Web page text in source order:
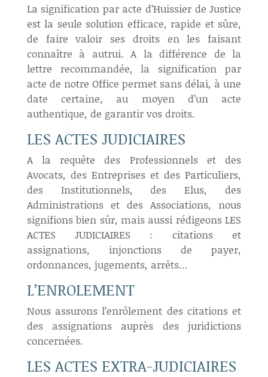
La signification par acte d’Huissier de Justice
est la seule solution efficace, rapide et sûre,
de faire valoir ses droits en les faisant
connaître à autrui. A la différence de la
lettre recommandée, la signification par
acte de notre Office permet sans délai, à une
date certaine, au moyen d’un acte
authentique, de garantir vos droits.
LES ACTES JUDICIAIRES
A la requête des Professionnels et des
Avocats, des Entreprises et des Particuliers,
des Institutionnels, des Elus, des
Administrations et des Associations, nous
signifions bien sûr, mais aussi rédigeons LES
ACTES JUDICIAIRES : citations et
assignations, injonctions de payer,
ordonnances, jugements, arrêts…
L’ENROLEMENT
Nous assurons l’enrôlement des citations et
des assignations auprès des juridictions
concernées.
LES ACTES EXTRA-JUDICIAIRES